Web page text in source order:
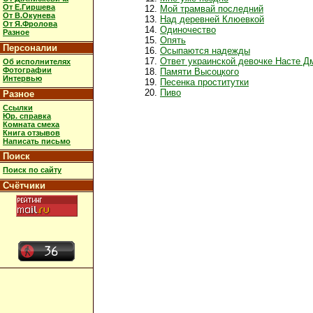
От Е.Гиршева
От В.Окунева
От Я.Фролова
Разное
Персоналии
Об исполнителях
Фотографии
Интервью
Разное
Ссылки
Юр. справка
Комната смеха
Книга отзывов
Написать письмо
Поиск
Поиск по сайту
Счётчики
Мой трамвай последний
Над деревней Клюевкой
Одиночество
Опять
Осыпаются надежды
Ответ украинской девочке Насте
Памяти Высоцкого
Песенка проститутки
Пиво